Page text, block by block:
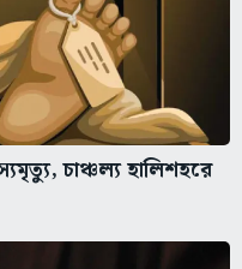
চাঞ্চল্য হালিশহরে